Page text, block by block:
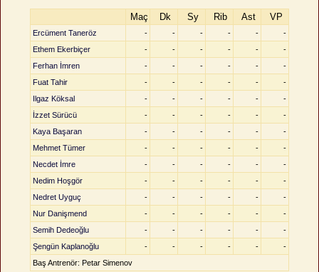
Maç Dk Sy Rib Ast VP
Ercüment Taneröz - - - - -
-
Ethem Ekerbiçer
- - - - -
-
Ferhan İmren
- - - - -
-
Fuat Tahir
- - - - -
-
Ilgaz Köksal
- - - - -
-
İzzet Sürücü
- - - - -
-
Kaya Başaran
- - - - -
-
Mehmet Tümer
- - - - -
-
Necdet İmre
- - - - -
-
Nedim Hoşgör
- - - - -
-
Nedret Uyguç
- - - - -
-
Nur Danişmend
- - - - -
-
Semih Dedeoğlu
- - - - -
-
Şengün Kaplanoğlu
- - - - -
-
Baş Antrenör: Petar Simenov